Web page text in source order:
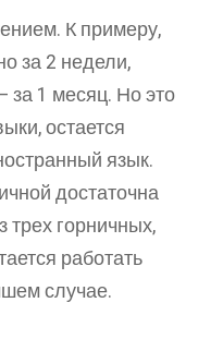
К примеру,
за 2 недели,
за 1 месяц. Но это
остается
язык.
достаточна
трех горничных,
работать
случае.